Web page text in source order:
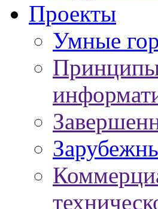
Проекты
Умные
Принципы